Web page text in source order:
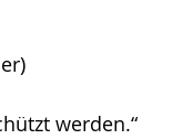
werden.“